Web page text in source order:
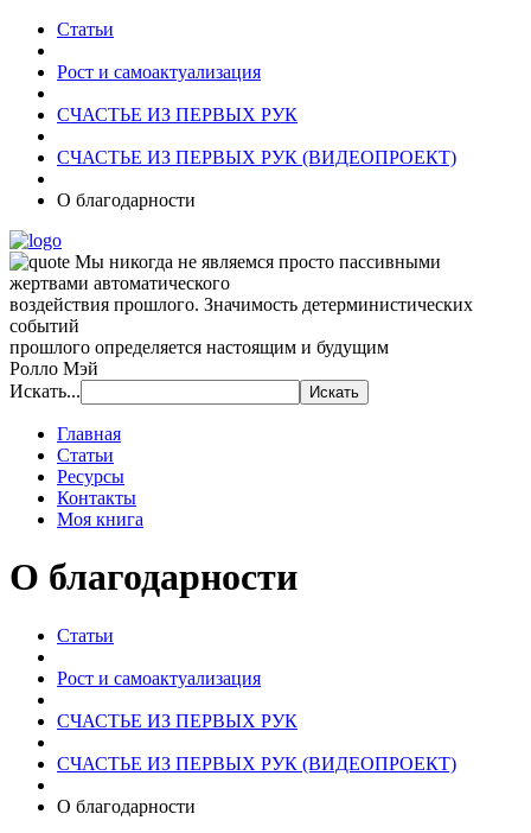
Статьи
Рост и самоактуализация
СЧАСТЬЕ ИЗ ПЕРВЫХ РУК
СЧАСТЬЕ ИЗ ПЕРВЫХ РУК (ВИДЕОПРОЕКТ)
О благодарности
Мы никогда не являемся просто пассивными
жертвами автоматического
воздействия прошлого. Значимость детерминистических
событий
прошлого определяется настоящим и будущим
Ролло Мэй
Искать...
Главная
Статьи
Ресурсы
Контакты
Моя книга
О благодарности
Статьи
Рост и самоактуализация
СЧАСТЬЕ ИЗ ПЕРВЫХ РУК
СЧАСТЬЕ ИЗ ПЕРВЫХ РУК (ВИДЕОПРОЕКТ)
О благодарности